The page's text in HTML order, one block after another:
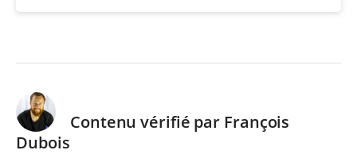
Contenu vérifié par François
Dubois